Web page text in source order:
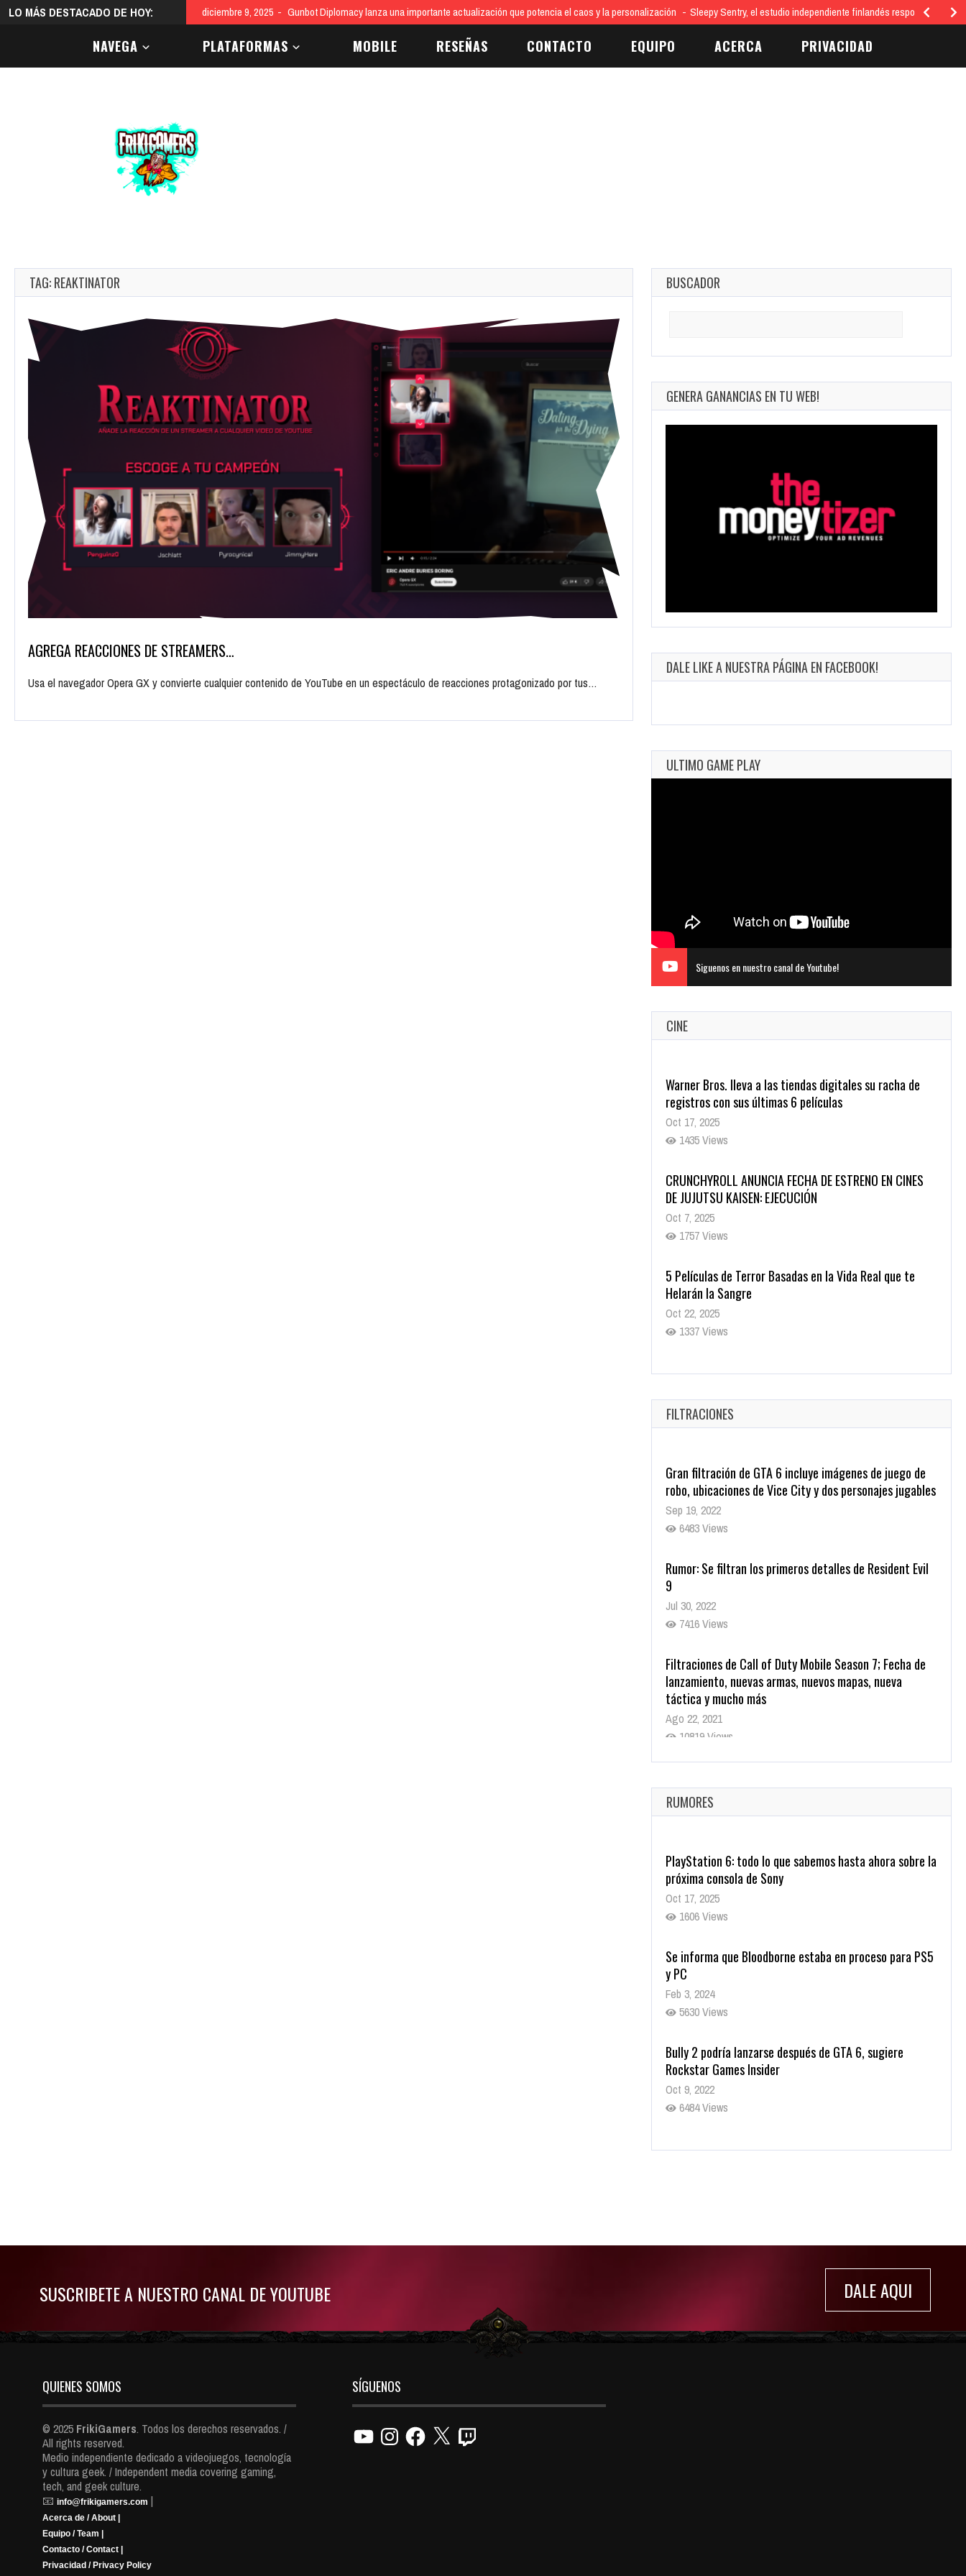
LO MÁS DESTACADO DE HOY: diciembre 9, 2025 Gunbot Diplomacy lanza una importante actualización que potencia el caos y la personalización Sleepy Sentry, el estudio independiente finlandés responsable del
NAVEGA PLATAFORMAS MOBILE RESEÑAS CONTACTO EQUIPO ACERCA PRIVACIDAD
TAG: REAKTINATOR
AGREGA REACCIONES DE STREAMERS…
Usa el navegador Opera GX y convierte cualquier contenido de YouTube en un espectáculo de reacciones protagonizado por tus…
BUSCADOR
GENERA GANANCIAS EN TU WEB!
DALE LIKE A NUESTRA PÁGINA EN FACEBOOK!
ULTIMO GAME PLAY
Siguenos en nuestro canal de Youtube!
CINE
Warner Bros. lleva a las tiendas digitales su racha de
registros con sus últimas 6 películas
Oct 17, 2025
1435 Views
CRUNCHYROLL ANUNCIA FECHA DE ESTRENO EN CINES
DE JUJUTSU KAISEN: EJECUCIÓN
Oct 7, 2025
1757 Views
5 Películas de Terror Basadas en la Vida Real que te
Helarán la Sangre
Oct 22, 2025
1337 Views
Revive el terror: El conjuro 4: Últimos ritos ya está
Oct 20, 2025
1379 Views
FILTRACIONES
Gran filtración de GTA 6 incluye imágenes de juego de
robo, ubicaciones de Vice City y dos personajes jugables
Sep 19, 2022
6483 Views
Rumor: Se filtran los primeros detalles de Resident Evil
9
Jul 30, 2022
7416 Views
Filtraciones de Call of Duty Mobile Season 7; Fecha de
lanzamiento, nuevas armas, nuevos mapas, nueva
táctica y mucho más
Ago 22, 2021
10819 Views
La configuración de Call of Duty 2021 aparentemente
Ago 8, 2021
10004 Views
RUMORES
PlayStation 6: todo lo que sabemos hasta ahora sobre la
próxima consola de Sony
Oct 17, 2025
1606 Views
Se informa que Bloodborne estaba en proceso para PS5
y PC
Feb 3, 2024
5630 Views
Bully 2 podría lanzarse después de GTA 6, sugiere
Rockstar Games Insider
Oct 9, 2022
6484 Views
Rumor: Se filtran los primeros detalles de Resident Evil
SUSCRIBETE A NUESTRO CANAL DE YOUTUBE DALE AQUI
QUIENES SOMOS
© 2025 FrikiGamers. Todos los derechos reservados. /
All rights reserved.
Medio independiente dedicado a videojuegos, tecnología
y cultura geek. / Independent media covering gaming,
tech, and geek culture.
📧 info@frikigamers.com |
Acerca de / About |
Equipo / Team |
Contacto / Contact |
Privacidad / Privacy Policy
SÍGUENOS
YouTubeInstagramFacebook
X Twitch